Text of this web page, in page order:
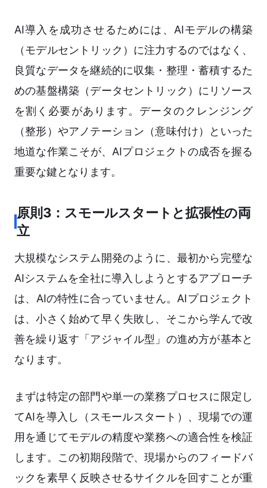
AI導入を成功させるためには、AIモデルの構築
（モデルセントリック）に注力するのではなく、
良質なデータを継続的に収集・整理・蓄積するた
めの基盤構築（データセントリック）にリソース
を割く必要があります。データのクレンジング
（整形）やアノテーション（意味付け）といった
地道な作業こそが、AIプロジェクトの成否を握る
重要な鍵となります。
原則3：スモールスタートと拡張性の両
立
大規模なシステム開発のように、最初から完璧な
AIシステムを全社に導入しようとするアプローチ
は、AIの特性に合っていません。AIプロジェクト
は、小さく始めて早く失敗し、そこから学んで改
善を繰り返す「アジャイル型」の進め方が基本と
なります。
まずは特定の部門や単一の業務プロセスに限定し
てAIを導入し（スモールスタート）、現場での運
用を通じてモデルの精度や業務への適合性を検証
します。この初期段階で、現場からのフィードバ
ックを素早く反映させるサイクルを回すことが重